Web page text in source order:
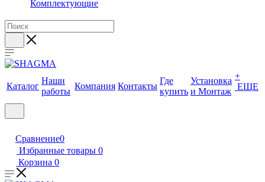
Комплектующие
Каталог
Наши
работы
Компания Контакты
Где
купить
Установка
и Монтаж
+
ЕЩЕ
Сравнение0
Избранные товары 0
Корзина 0